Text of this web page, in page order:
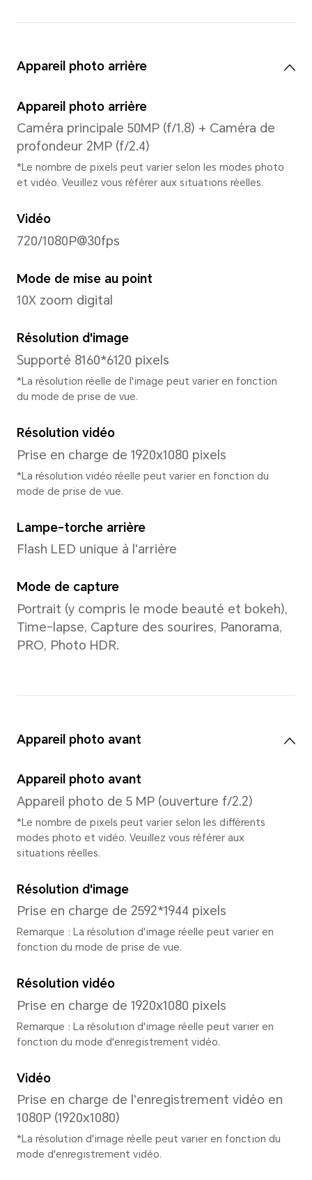
Gestes
Pris en charge
Écran de type FullView
Écran Water Drop
Processeur
Modèle de CPU
MediaTek Helio G85
Type de CPU
Fréquence dominante du
jusqu'à 1.8Ghz
ARM Mali G52 MC2
Système
Système d'exploitation
Interface utilisateur
MagicOS 8.0